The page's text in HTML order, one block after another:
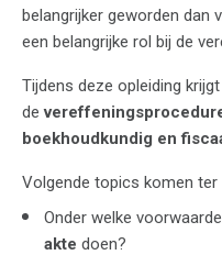
belangrijker geworden dan
een belangrijke rol bij de
Tijdens deze opleiding
de
boekhoudkundig en
Volgende topics komen ter
Onder welke
akte doen?